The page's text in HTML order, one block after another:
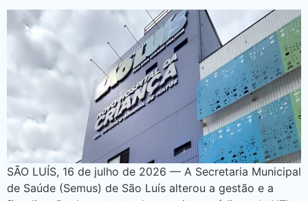
SÃO LUÍS, 16 de julho de 2026 — A Secretaria Municipal
de Saúde (Semus) de São Luís alterou a gestão e a